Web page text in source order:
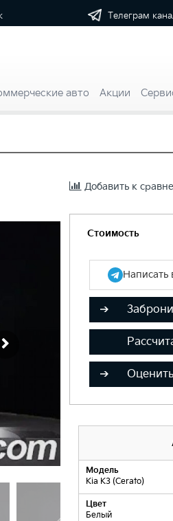
Телеграм
авто Акции
Добавить к
Стоимость
Написать
Модель
Kia K3 (Cerato)
Цвет
Белый